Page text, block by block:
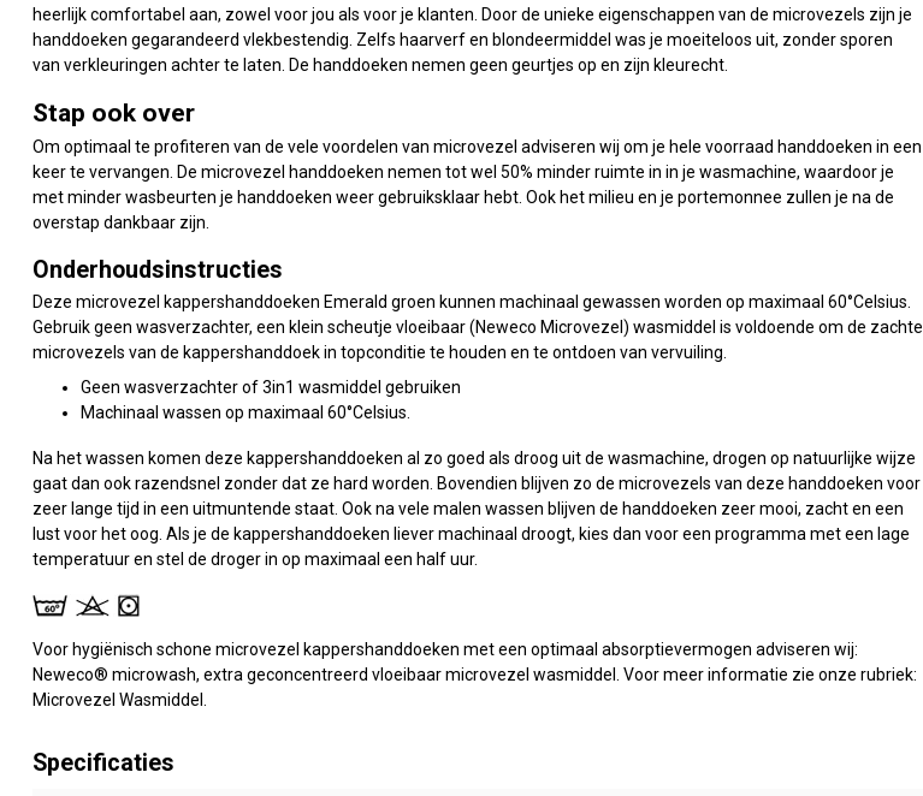
heerlijk comfortabel aan, zowel voor jou als voor je klanten. Door de unieke eigenschappen van de microvezels zijn je
handdoeken gegarandeerd vlekbestendig. Zelfs haarverf en blondeermiddel was je moeiteloos uit, zonder sporen
van verkleuringen achter te laten. De handdoeken nemen geen geurtjes op en zijn kleurecht.
Stap ook over
Om optimaal te profiteren van de vele voordelen van microvezel adviseren wij om je hele voorraad handdoeken in een
keer te vervangen. De microvezel handdoeken nemen tot wel 50% minder ruimte in in je wasmachine, waardoor je
met minder wasbeurten je handdoeken weer gebruiksklaar hebt. Ook het milieu en je portemonnee zullen je na de
overstap dankbaar zijn.
Onderhoudsinstructies
Deze microvezel kappershanddoeken Emerald groen kunnen machinaal gewassen worden op maximaal 60°Celsius.
Gebruik geen wasverzachter, een klein scheutje vloeibaar (Neweco Microvezel) wasmiddel is voldoende om de zachte
microvezels van de kappershanddoek in topconditie te houden en te ontdoen van vervuiling.
Geen wasverzachter of 3in1 wasmiddel gebruiken
Machinaal wassen op maximaal 60°Celsius.
Na het wassen komen deze kappershanddoeken al zo goed als droog uit de wasmachine, drogen op natuurlijke wijze
gaat dan ook razendsnel zonder dat ze hard worden. Bovendien blijven zo de microvezels van deze handdoeken voor
zeer lange tijd in een uitmuntende staat. Ook na vele malen wassen blijven de handdoeken zeer mooi, zacht en een
lust voor het oog. Als je de kappershanddoeken liever machinaal droogt, kies dan voor een programma met een lage
temperatuur en stel de droger in op maximaal een half uur.
Voor hygiënisch schone microvezel kappershanddoeken met een optimaal absorptievermogen adviseren wij:
Neweco® microwash, extra geconcentreerd vloeibaar microvezel wasmiddel. Voor meer informatie zie onze rubriek:
Microvezel Wasmiddel.
Specificaties